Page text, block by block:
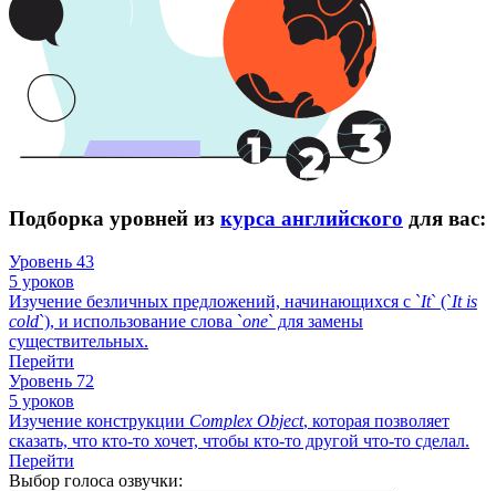
Подборка уровней из курса английского для вас:
Уровень 43
5 уроков
Изучение безличных предложений, начинающихся с `It` (`It is
cold`), и использование слова `one` для замены
существительных.
Перейти
Уровень 72
5 уроков
Изучение конструкции Complex Object, которая позволяет
сказать, что кто-то хочет, чтобы кто-то другой что-то сделал.
Перейти
Выбор голоса озвучки: